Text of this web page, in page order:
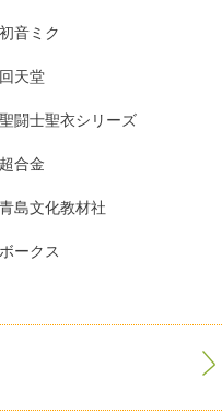
初音ミク
回天堂
聖闘士聖衣シリーズ
超合金
青島文化教材社
ボークス